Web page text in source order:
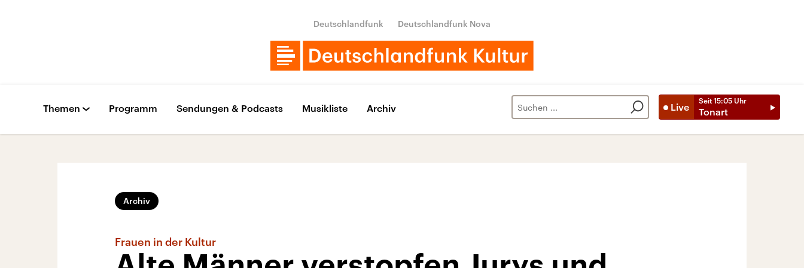
Deutschlandfunk Deutschlandfunk Nova
Live
Seit 15:05 Uhr
Tonart
Themen Programm Sendungen & Podcasts Musikliste Archiv
Archiv
Frauen in der Kultur